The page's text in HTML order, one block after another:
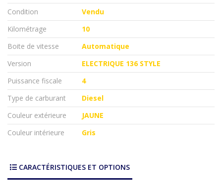
Condition
Vendu
Kilométrage
10
Boite de vitesse
Automatique
Version
ELECTRIQUE 136 STYLE
Puissance fiscale
4
Type de carburant
Diesel
Couleur extérieure
JAUNE
Couleur intérieure
Gris
CARACTÉRISTIQUES ET OPTIONS